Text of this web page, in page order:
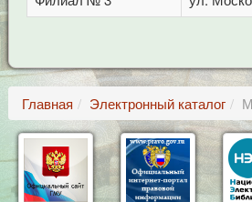
Главная Электронный каталог